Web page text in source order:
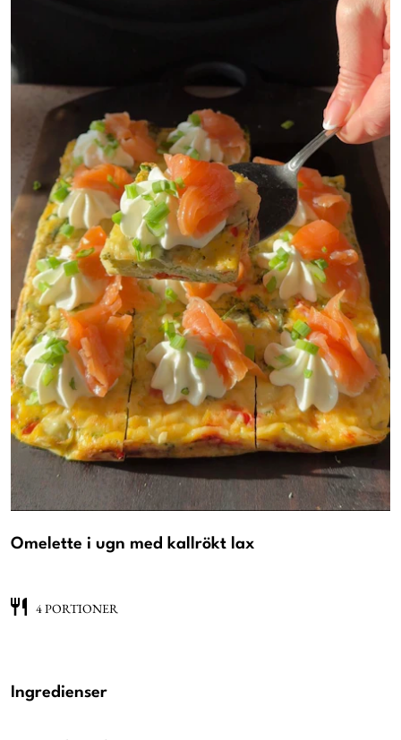
Omelette i ugn med kallrökt lax
4 PORTIONER
Ingredienser